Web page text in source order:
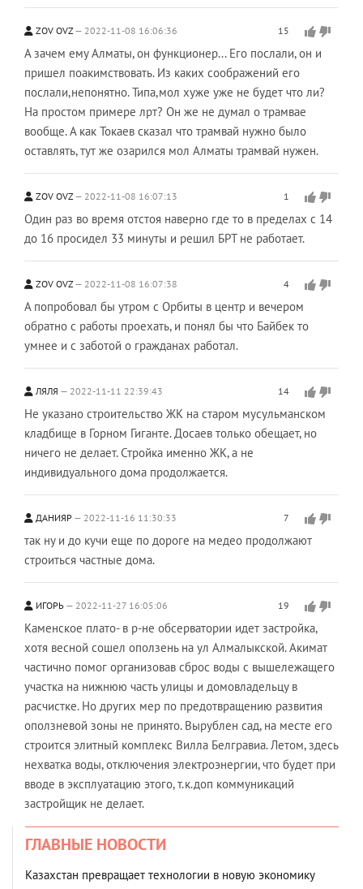
ZOV OVZ 2022-11-08 16:06:36 15
А зачем ему Алматы, он функционер... Его послали, он и
пришел поакимствовать. Из каких соображений его
послали,непонятно. Типа,мол хуже уже не будет что ли?
На простом примере лрт? Он же не думал о трамвае
вообще. А как Токаев сказал что трамвай нужно было
оставлять, тут же озарился мол Алматы трамвай нужен.
ZOV OVZ 2022-11-08 16:07:13 1
Один раз во время отстоя наверно где то в пределах с 14
до 16 просидел 33 минуты и решил БРТ не работает.
ZOV OVZ 2022-11-08 16:07:38 4
А попробовал бы утром с Орбиты в центр и вечером
обратно с работы проехать, и понял бы что Байбек то
умнее и с заботой о гражданах работал.
ЛЯЛЯ 2022-11-11 22:39:43 14
Не указано строительство ЖК на старом мусульманском
кладбище в Горном Гиганте. Досаев только обещает, но
ничего не делает. Стройка именно ЖК, а не
индивидуального дома продолжается.
ДАНИЯР 2022-11-16 11:30:33 7
так ну и до кучи еще по дороге на медео продолжают
строиться частные дома.
ИГОРЬ 2022-11-27 16:05:06 19
Каменское плато- в р-не обсерватории идет застройка,
хотя весной сошел оползень на ул Алмалыкской. Акимат
частично помог организовав сброс воды с вышележащего
участка на нижнюю часть улицы и домовладельцу в
расчистке. Но других мер по предотвращению развития
оползневой зоны не принято. Вырублен сад, на месте его
строится элитный комплекс Вилла Белгравиа. Летом, здесь
нехватка воды, отключения электроэнергии, что будет при
вводе в эксплуатацию этого, т.к.доп коммуникаций
застройщик не делает.
ГЛАВНЫЕ НОВОСТИ
Казахстан превращает технологии в новую экономику